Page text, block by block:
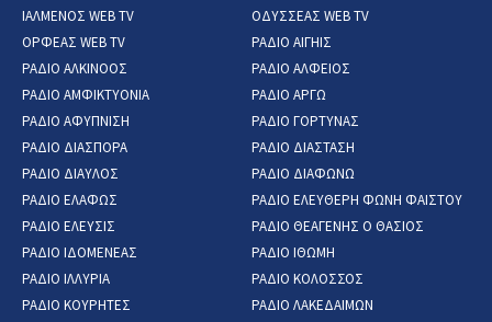
ΙΑΛΜΕΝΟΣ WEB TV
ΟΔΥΣΣΕΑΣ WEB TV
ΟΡΦΕΑΣ WEB TV
ΡΑΔΙΟ ΑΙΓΗΙΣ
ΡΑΔΙΟ ΑΛΚΙΝΟΟΣ
ΡΑΔΙΟ ΑΛΦΕΙΟΣ
ΡΑΔΙΟ ΑΜΦΙΚΤΥΟΝΙΑ
ΡΑΔΙΟ ΑΡΓΩ
ΡΑΔΙΟ ΑΦΥΠΝΙΣΗ
ΡΑΔΙΟ ΓΟΡΤΥΝΑΣ
ΡΑΔΙΟ ΔΙΑΣΠΟΡΑ
ΡΑΔΙΟ ΔΙΑΣΤΑΣΗ
ΡΑΔΙΟ ΔΙΑΥΛΟΣ
ΡΑΔΙΟ ΔΙΑΦΩΝΩ
ΡΑΔΙΟ ΕΛΑΦΩΣ
ΡΑΔΙΟ ΕΛΕΥΘΕΡΗ ΦΩΝΗ ΦΑΙΣΤΟΥ
ΡΑΔΙΟ ΕΛΕΥΣΙΣ
ΡΑΔΙΟ ΘΕΑΓΕΝΗΣ Ο ΘΑΣΙΟΣ
ΡΑΔΙΟ ΙΔΟΜΕΝΕΑΣ
ΡΑΔΙΟ ΙΘΩΜΗ
ΡΑΔΙΟ ΙΛΛΥΡΙΑ
ΡΑΔΙΟ ΚΟΛΟΣΣΟΣ
ΡΑΔΙΟ ΚΟΥΡΗΤΕΣ
ΡΑΔΙΟ ΛΑΚΕΔΑΙΜΩΝ